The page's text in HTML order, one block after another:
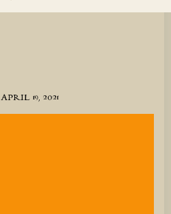
APRIL 19, 2021